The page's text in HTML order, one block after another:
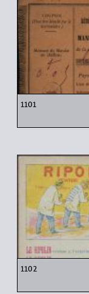
1101
1102